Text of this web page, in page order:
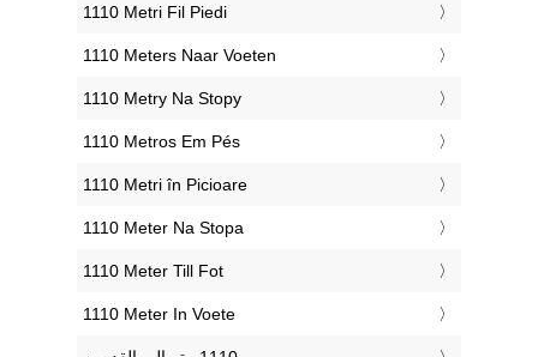
‎1110 Metri Fil Piedi
‎1110 Meters Naar Voeten
‎1110 Metry Na Stopy
‎1110 Metros Em Pés
‎1110 Metri în Picioare
‎1110 Meter Na Stopa
‎1110 Meter Till Fot
‎1110 Meter In Voete